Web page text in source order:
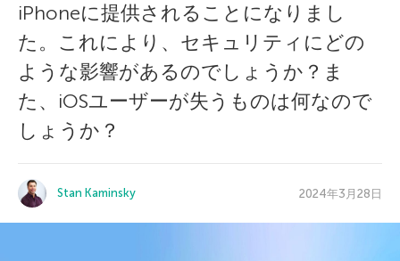
iPhoneに提供されることになりまし
た。これにより、セキュリティにどの
ような影響があるのでしょうか？ま
た、iOSユーザーが失うものは何なので
しょうか？
Stan Kaminsky 2024年3月28日